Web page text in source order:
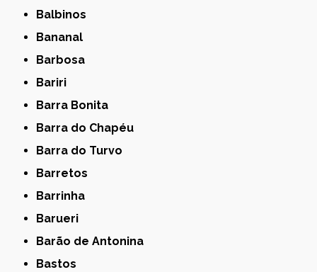
Balbinos
Bananal
Barbosa
Bariri
Barra Bonita
Barra do Chapéu
Barra do Turvo
Barretos
Barrinha
Barueri
Barão de Antonina
Bastos